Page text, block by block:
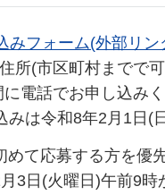
みフォーム(外部リン
所(市区町村までで
電話でお申し込みく
は令和8年2月1日(
て応募する方を優
3日(火曜日)午前9